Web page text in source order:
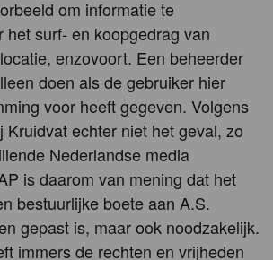
om informatie te
het surf- en koopgedrag van
enzovoort. Een beheerder
doen als de gebruiker hier
voor heeft gegeven. Volgens
Kruidvat echter niet het geval, zo
Nederlandse media
is daarom van mening dat het
bestuurlijke boete aan A.S.
gepast is, maar ook noodzakelijk.
immers de rechten en vrijheden